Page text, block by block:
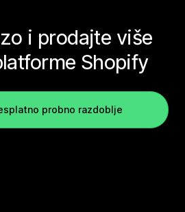
i prodajte više
Shopify
probno razdoblje